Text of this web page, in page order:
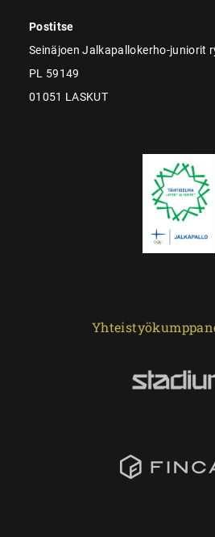
Postitse
Seinäjoen Jalkapallokerho-juniorit
PL 59149
01051 LASKUT